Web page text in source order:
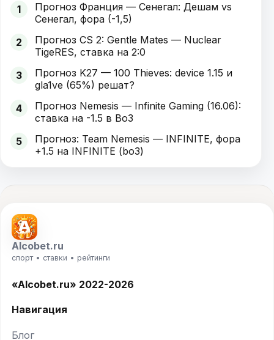
1
Прогноз Франция — Сенегал: Дешам vs
Сенегал, фора (-1,5)
2
Прогноз CS 2: Gentle Mates — Nuclear
TigeRES, ставка на 2:0
3
Прогноз K27 — 100 Thieves: device 1.15 и
gla1ve (65%) решат?
4
Прогноз Nemesis — Infinite Gaming (16.06):
ставка на -1.5 в Bo3
5
Прогноз: Team Nemesis — INFINITE, фора
+1.5 на INFINITE (bo3)
Alcobet.ru
спорт • ставки • рейтинги
«Alcobet.ru» 2022-2026
Навигация
Блог